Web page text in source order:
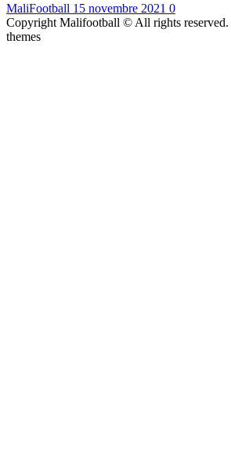
MaliFootball 15 novembre 2021 0
Copyright Malifootball © All rights reserved.
themes